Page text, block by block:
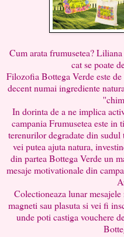
Cum arata frumusetea?
cat se poate
Filozofia Bottega Verde este
decent numai ingrediente
In dorinta de a ne implica
campania Frumusetea este in
terenurilor degradate din
vei putea ajuta natura,
din partea Bottega Verde un
mesaje motivationale din
Colectioneaza lunar
magneti sau plasuta si vei fi
unde poti castiga vouchere